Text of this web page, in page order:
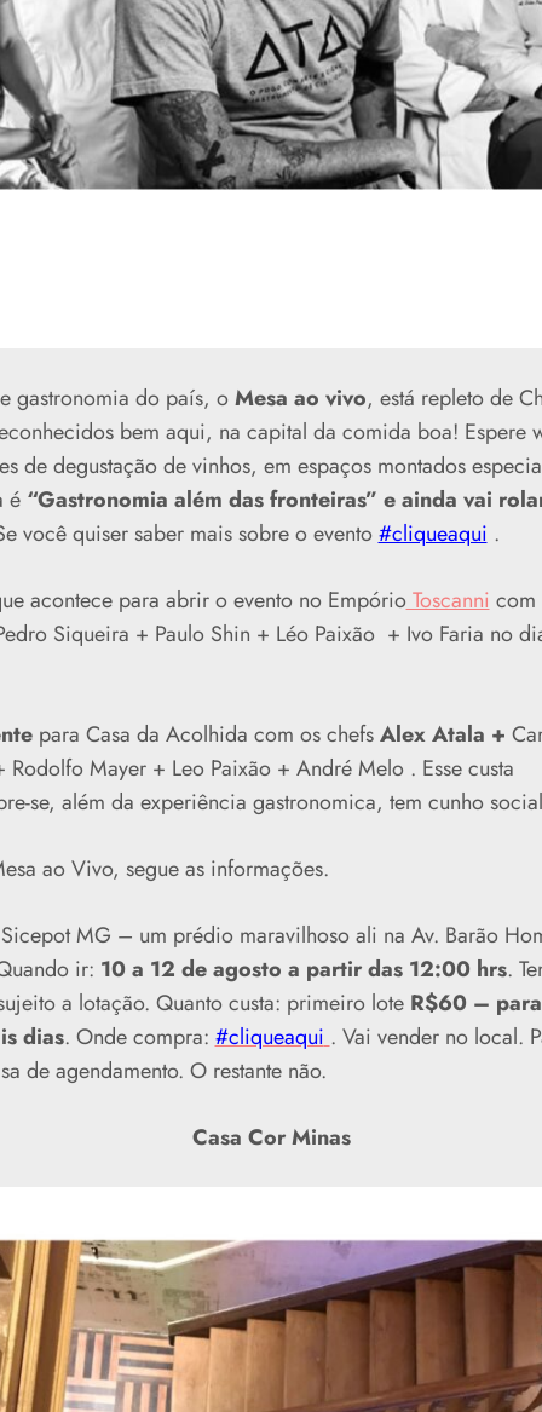
gastronomia do país, oMesa ao vivo, está repleto de
bem aqui, na capital da comida boa! Espere
de degustação de vinhos, em espaços montados
é “Gastronomia além das fronteiras” e ainda vai
você quiser saber mais sobre o evento#cliqueaqui .
acontece para abrir o evento no EmpórioToscanni com
Siqueira + Paulo Shin + Léo Paixão + Ivo Faria no
para Casa da Acolhida com os chefsAlex Atala +
Rodolfo Mayer + Leo Paixão + André Melo . Esse custa
se, além da experiência gastronomica, tem cunho
ao Vivo, segue as informações.
MG – um prédio maravilhoso ali na Av. Barão
ir: 10 a 12 de agosto a partir das 12:00 hrs.
a lotação. Quanto custa: primeiro lote R$60 –
dias. Onde compra: #cliqueaqui . Vai vender no local.
de agendamento. O restante não.
Casa Cor Minas